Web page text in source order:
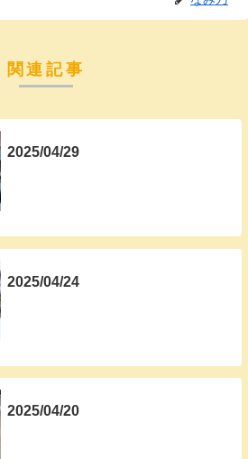
関連記事
2025/04/29
2025/04/24
2025/04/20